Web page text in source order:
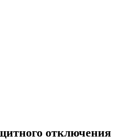
отключения